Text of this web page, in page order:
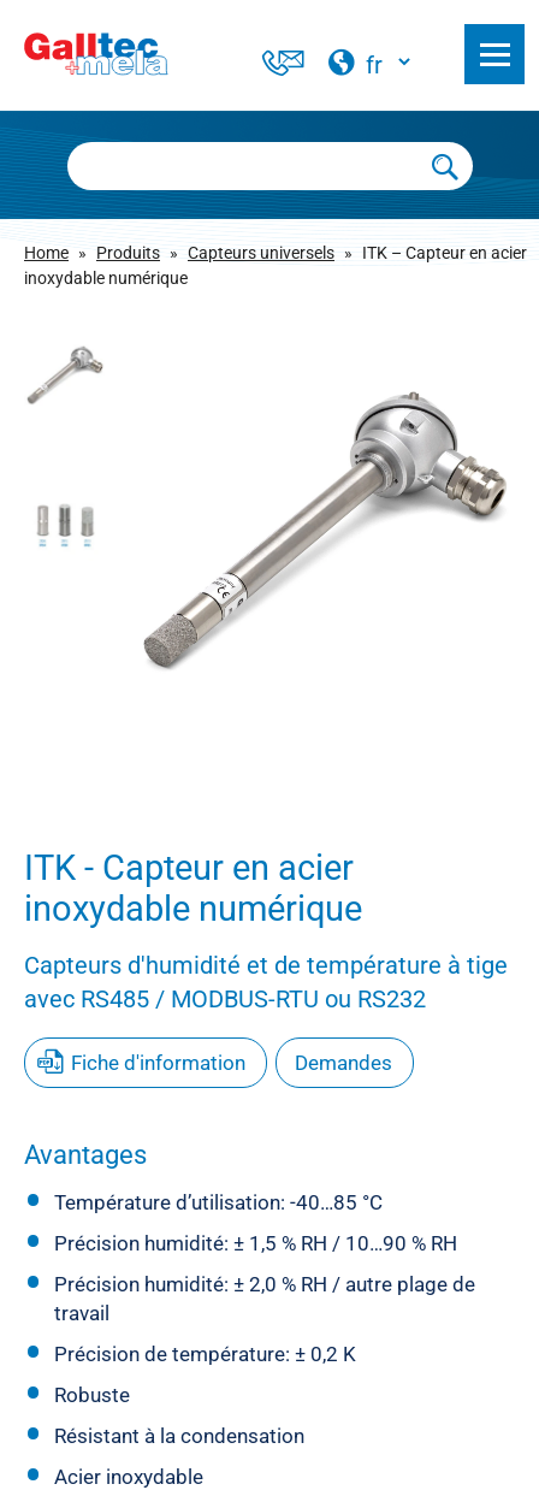
Home » Produits » Capteurs universels »
ITK – Capteur en acier
inoxydable numérique
ITK - Capteur en acier
inoxydable numérique
Capteurs d'humidité et de température à tige
avec RS485 / MODBUS-RTU ou RS232
Fiche d'information Demandes
Avantages
Température d’utilisation: -40…85 °C
Précision humidité: ± 1,5 % RH / 10…90 % RH
Précision humidité: ± 2,0 % RH / autre plage de
travail
Précision de température: ± 0,2 K
Robuste
Résistant à la condensation
Acier inoxydable